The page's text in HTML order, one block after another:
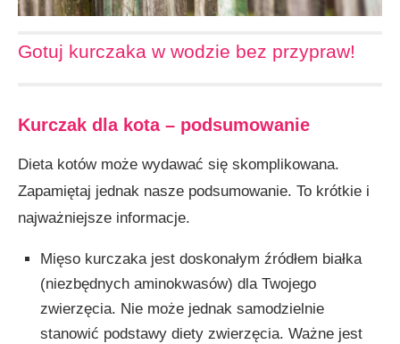
Gotuj kurczaka w wodzie bez przypraw!
Kurczak dla kota – podsumowanie
Dieta kotów może wydawać się skomplikowana.
Zapamiętaj jednak nasze podsumowanie. To krótkie i
najważniejsze informacje.
Mięso kurczaka jest doskonałym źródłem białka
(niezbędnych aminokwasów) dla Twojego
zwierzęcia. Nie może jednak samodzielnie
stanowić podstawy diety zwierzęcia. Ważne jest